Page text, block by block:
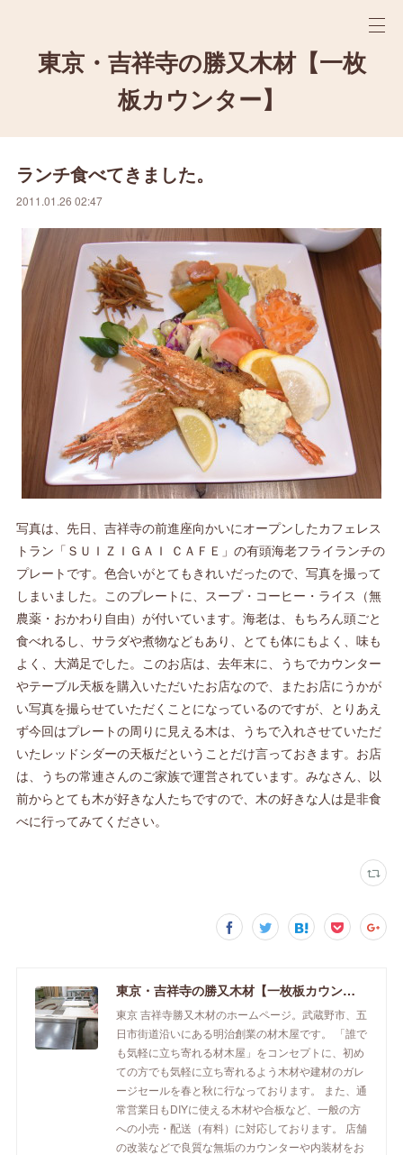
東京・吉祥寺の勝又木材【一枚
板カウンター】
ランチ食べてきました。
2011.01.26 02:47
写真は、先日、吉祥寺の前進座向かいにオープンしたカフェレス
トラン「ＳＵＩＺＩＧＡＩ ＣＡＦＥ」の有頭海老フライランチの
プレートです。色合いがとてもきれいだったので、写真を撮って
しまいました。このプレートに、スープ・コーヒー・ライス（無
農薬・おかわり自由）が付いています。海老は、もちろん頭ごと
食べれるし、サラダや煮物などもあり、とても体にもよく、味も
よく、大満足でした。このお店は、去年末に、うちでカウンター
やテーブル天板を購入いただいたお店なので、またお店にうかが
い写真を撮らせていただくことになっているのですが、とりあえ
ず今回はプレートの周りに見える木は、うちで入れさせていただ
いたレッドシダーの天板だということだけ言っておきます。お店
は、うちの常連さんのご家族で運営されています。みなさん、以
前からとても木が好きな人たちですので、木の好きな人は是非食
べに行ってみてください。
東京・吉祥寺の勝又木材【一枚板カウンター】
東京 吉祥寺勝又木材のホームページ。武蔵野市、五
日市街道沿いにある明治創業の材木屋です。 「誰で
も気軽に立ち寄れる材木屋」をコンセプトに、初め
ての方でも気軽に立ち寄れるよう木材や建材のガレ
ージセールを春と秋に行なっております。 また、通
常営業日もDIYに使える木材や合板など、一般の方
への小売・配送（有料）に対応しております。 店舗
の改装などで良質な無垢のカウンターや内装材をお